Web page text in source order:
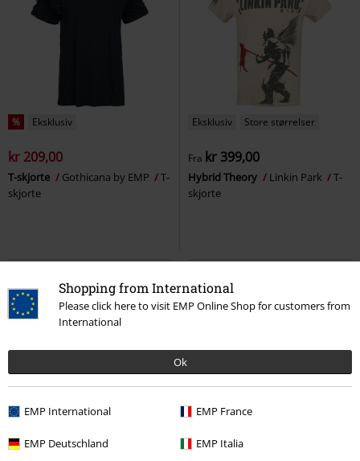
Shopping from International
Please click here to visit EMP Online Shop for customers from
International
Ok
EMP International EMP France
EMP Deutschland EMP Italia
% Eksklusiv
kr 209,00
T-skjorte Gothicana by EMP
T-
skjorte
Eksklusiv Store størrelser
Fra kr 399,00
Hybrid Theory Linkin Park
T-
skjorte